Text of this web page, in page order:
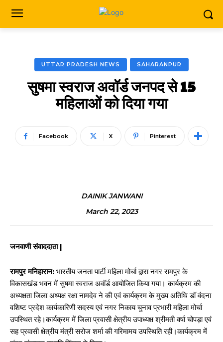
UTTAR PRADESH NEWS SAHARANPUR
सुषमा स्वराज अवॉर्ड जनपद से 15
महिलाओं को दिया गया
Facebook X Pinterest
DAINIK JANWANI
March 22, 2023
जनवाणी संवाददाता |
रामपुर मनिहारान: भारतीय जनता पार्टी महिला मोर्चा द्वारा नगर रामपुर के
विकासखंड भवन में सुषमा स्वराज अवॉर्ड आयोजित किया गया। कार्यक्रम की
अध्यक्षता जिला अध्यक्ष रक्षा नामदेव ने की एवं कार्यक्रम के मुख्य अतिथि डॉ वंदना
वशिष्ट प्रदेश कार्यकारिणी सदस्य एवं नगर निकाय चुनाव प्रभारी महिला मोर्चा
उपस्थित रहे।कार्यक्रम में जिला प्रवासी क्षेत्रीय उपाध्यक्ष श्रीमती वर्षा चोपड़ा एवं
सह प्रवासी क्षेत्रीय मंत्री सरोज शर्मा की गरिमामय उपस्थिति रही।कार्यक्रम में